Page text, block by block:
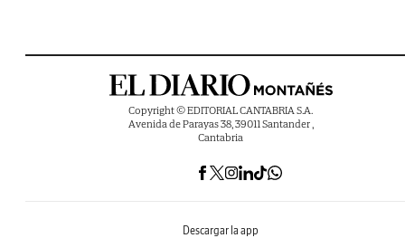
Copyright © EDITORIAL CANTABRIA S.A.
Avenida de Parayas 38, 39011 Santander ,
Cantabria
Descargar la app